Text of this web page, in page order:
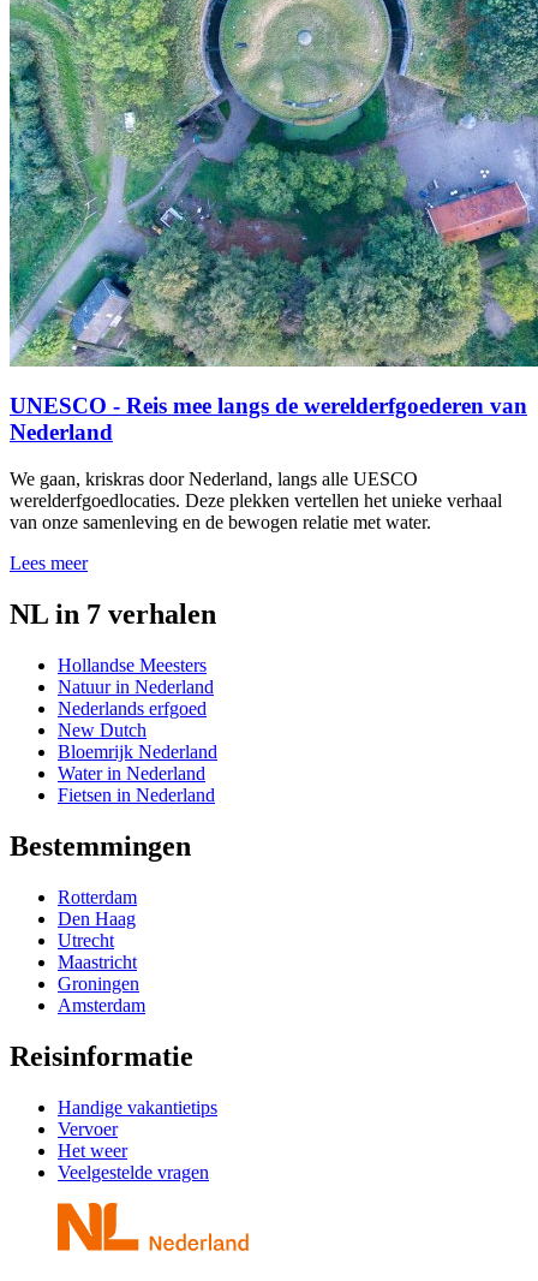
UNESCO - Reis mee langs de werelderfgoederen van
Nederland
We gaan, kriskras door Nederland, langs alle UESCO
werelderfgoedlocaties. Deze plekken vertellen het unieke verhaal
van onze samenleving en de bewogen relatie met water.
Lees meer
NL in 7 verhalen
Hollandse Meesters
Natuur in Nederland
Nederlands erfgoed
New Dutch
Bloemrijk Nederland
Water in Nederland
Fietsen in Nederland
Bestemmingen
Rotterdam
Den Haag
Utrecht
Maastricht
Groningen
Amsterdam
Reisinformatie
Handige vakantietips
Vervoer
Het weer
Veelgestelde vragen